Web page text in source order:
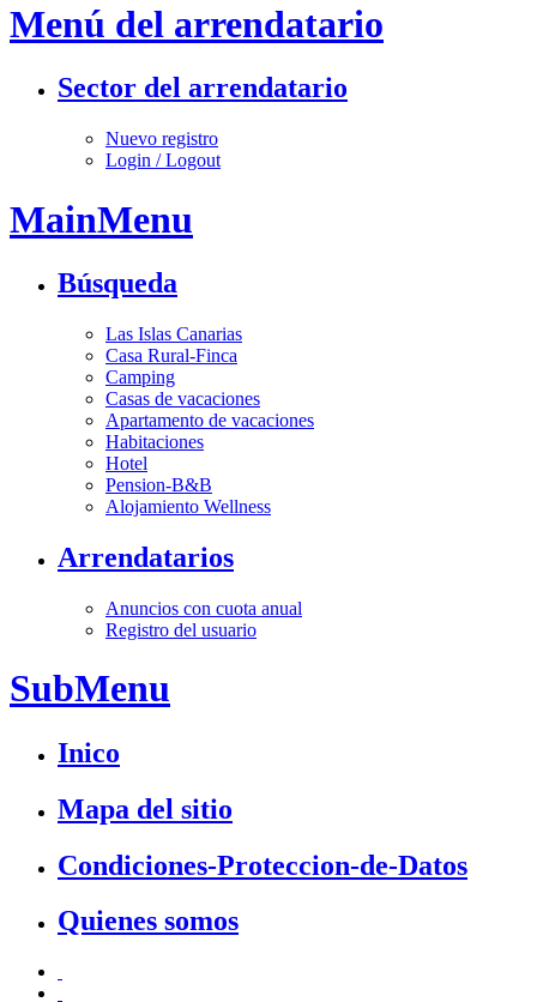
Menú del arrendatario
Sector del arrendatario
Nuevo registro
Login / Logout
MainMenu
Búsqueda
Las Islas Canarias
Casa Rural-Finca
Camping
Casas de vacaciones
Apartamento de vacaciones
Habitaciones
Hotel
Pension-B&B
Alojamiento Wellness
Arrendatarios
Anuncios con cuota anual
Registro del usuario
SubMenu
Inico
Mapa del sitio
Condiciones-Proteccion-de-Datos
Quienes somos